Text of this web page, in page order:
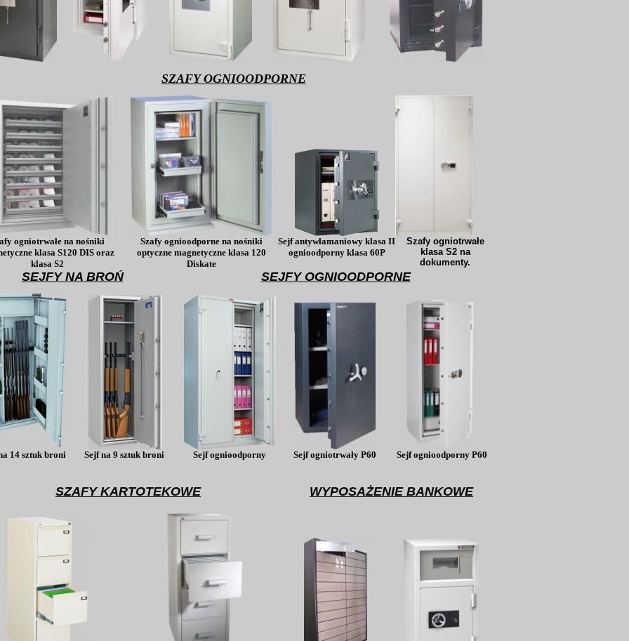
SZAFY OGNIOODPORNE
ogniotrwałe na nośniki
klasa S120 DIS oraz
klasa S2
Szafy ognioodporne na nośniki
optyczne magnetyczne klasa 120
Diskate
Sejf antywłamaniowy klasa II
ognioodporny klasa 60P
Szafy ogniotrwałe
klasa S2 na
dokumenty.
SEJFY NA BROŃ SEJFY OGNIOODPORNE
14 sztuk broni Sejf na 9 sztuk broni Sejf ognioodporny Sejf ogniotrwały P60 Sejf ognioodporny P60
SZAFY KARTOTEKOWE WYPOSAŻENIE BANKOWE